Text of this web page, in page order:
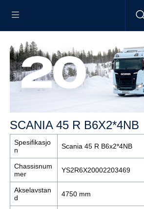
SCANIA 45 R B6X2*4NB
Spesifikasjo
n
Scania 45 R B6x2*4NB
Chassisnum
mer
YS2R6X20002203469
Akselavstan
d
4750 mm